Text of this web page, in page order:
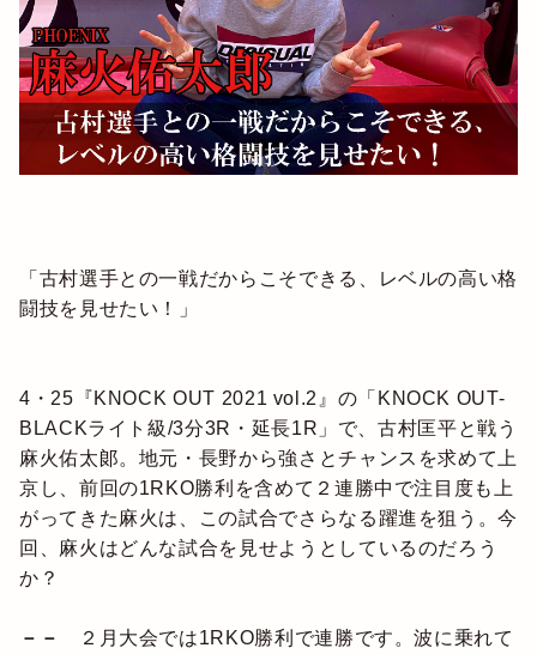
「古村選手との一戦だからこそできる、レベルの高い格
闘技を見せたい！」
4・25『KNOCK OUT 2021 vol.2』の「KNOCK OUT-
BLACKライト級/3分3R・延長1R」で、古村匡平と戦う
麻火佑太郞。地元・長野から強さとチャンスを求めて上
京し、前回の1RKO勝利を含めて２連勝中で注目度も上
がってきた麻火は、この試合でさらなる躍進を狙う。今
回、麻火はどんな試合を見せようとしているのだろう
か？
－－
２月大会では1RKO勝利で連勝です。波に乗れて